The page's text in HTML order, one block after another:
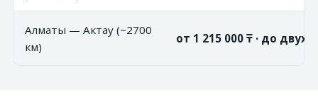
Алматы — Актау (~2700
км)
от 1 215 000 ₸ · до двух